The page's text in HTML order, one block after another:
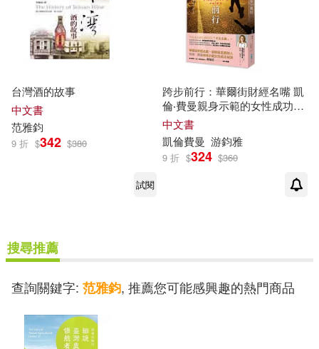
台灣酒的故事
中文書
范雅鈞
9 折 $342 $380
試閱
跨步前行：華爾街財經名嘴 凱
倫‧費曼親身示範的女性成功祕
訣
中文書
凱倫費曼 游鈞雅
9 折 $324 $360
搜尋推薦
查詢關鍵字: 范雅鈞, 推薦您可能感興趣的熱門商品